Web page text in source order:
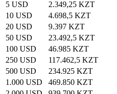
5 USD
2.349,25 KZT
10 USD
4.698,5 KZT
20 USD
9.397 KZT
50 USD
23.492,5 KZT
100 USD
46.985 KZT
250 USD
117.462,5 KZT
500 USD
234.925 KZT
1.000 USD
469.850 KZT